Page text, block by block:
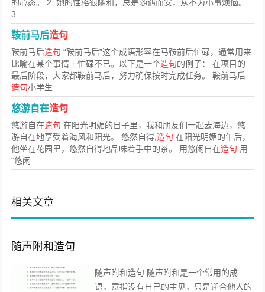
的心态。 2. 她的性格很随和，总是随遇而安，从不为小事烦恼。
3....
鞍前马后造句
鞍前马后造句 “鞍前马后”这个成语形容在马鞍前后忙碌，通常用来
比喻在某个事情上忙碌不已。以下是一个造句的例子： 在项目的
最后阶段，大家都鞍前马后，努力确保按时完成任务。 鞍前马后
造句小学生 ...
悠游自在造句
悠游自在造句 在阳光明媚的日子里，我和朋友们一起去海边，悠
游自在地享受着海风和阳光。 悠然自得,造句 在阳光明媚的午后，
他坐在花园里，悠然自得地品味着手中的茶。 用悠闲自在造句 用
“悠闲...
相关文章
随声附和造句
随声附和造句 随声附和是一个常用的成
语，意指没有自己的主见，只是迎合他人的